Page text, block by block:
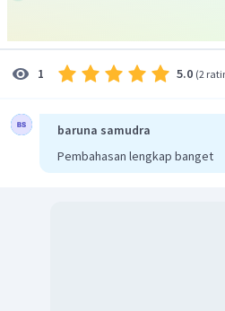
Dengan demikian, jawaban
1 5.0 (2
baruna samudra
Pembahasan lengkap banget